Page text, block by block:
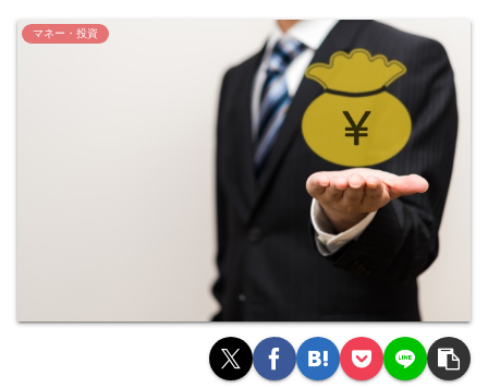
マネー・投資